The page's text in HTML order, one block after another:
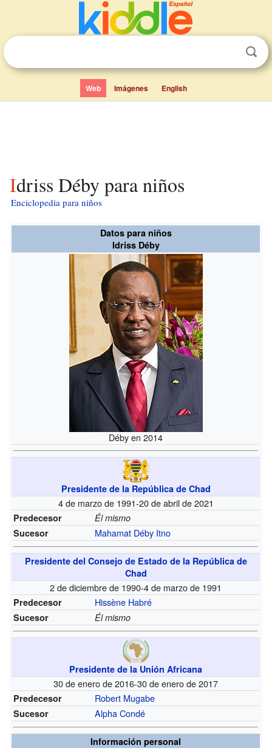
Web Imágenes English
Idriss Déby para niños
Enciclopedia para niños
Datos para niños
Idriss Déby
Déby en 2014
Presidente de la República de Chad
4 de marzo de 1991-20 de abril de 2021
Predecesor
Él mismo
Sucesor
Mahamat Déby Itno
Presidente del Consejo de Estado de la República de
Chad
2 de diciembre de 1990-4 de marzo de 1991
Predecesor Hissène Habré
Sucesor Él mismo
Presidente de la Unión Africana
30 de enero de 2016-30 de enero de 2017
Predecesor Robert Mugabe
Sucesor Alpha Condé
Información personal